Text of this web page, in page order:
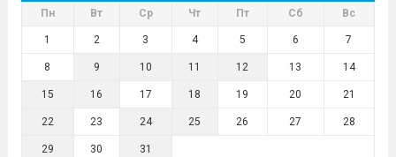
Пн Вт Ср Чт Пт Сб Вс
1 2 3 4 5 6 7
8 9 10 11 12 13 14
15 16 17 18 19 20 21
22 23 24 25 26 27 28
29 30 31